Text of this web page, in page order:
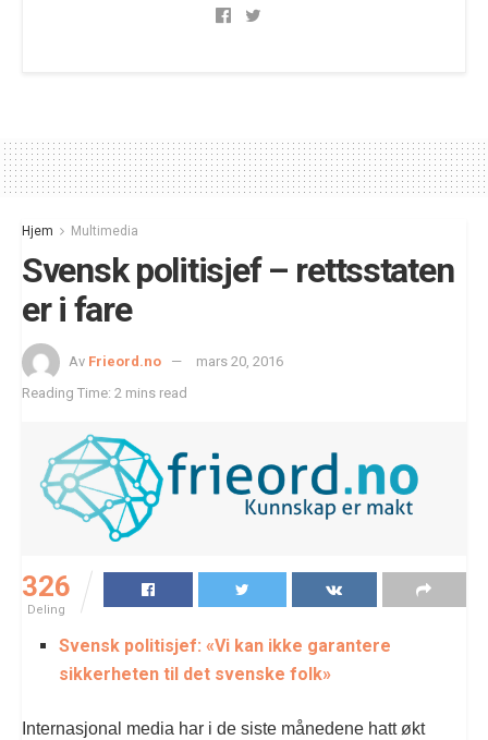
Hjem Multimedia
Svensk politisjef – rettsstaten
er i fare
Av Frieord.no
mars 20, 2016
Reading Time: 2 mins read
326
Deling
Svensk politisjef: «Vi kan ikke garantere
sikkerheten til det svenske folk»
Internasjonal media har i de siste månedene hatt økt